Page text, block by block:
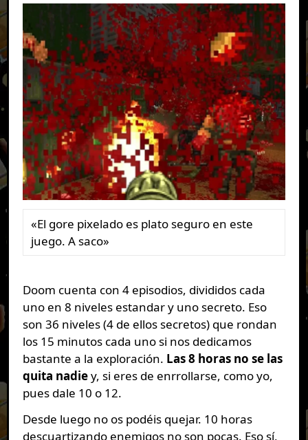
«El gore pixelado es plato seguro en este
juego. A saco»
Doom cuenta con 4 episodios, divididos cada
uno en 8 niveles estandar y uno secreto. Eso
son 36 niveles (4 de ellos secretos) que rondan
los 15 minutos cada uno si nos dedicamos
bastante a la exploración. Las 8 horas no se las
quita nadiey, si eres de enrrollarse, como yo,
pues dale 10 o 12.
Desde luego no os podéis quejar. 10 horas
descuartizando enemigos no son pocas. Eso sí,